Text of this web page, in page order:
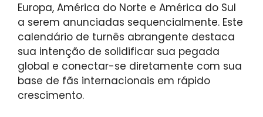
Europa, América do Norte e América do Sul
a serem anunciadas sequencialmente. Este
calendário de turnês abrangente destaca
sua intenção de solidificar sua pegada
global e conectar-se diretamente com sua
base de fãs internacionais em rápido
crescimento.